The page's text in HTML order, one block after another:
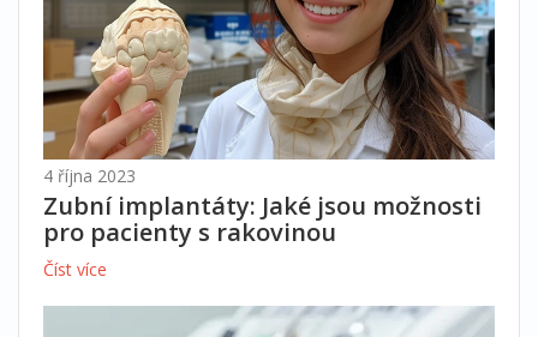
4 října 2023
Zubní implantáty: Jaké jsou možnosti
pro pacienty s rakovinou
Číst více